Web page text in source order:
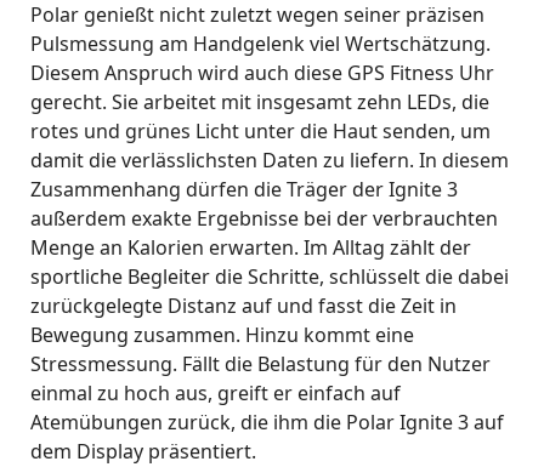
Polar genießt nicht zuletzt wegen seiner präzisen
Pulsmessung am Handgelenk viel Wertschätzung.
Diesem Anspruch wird auch diese GPS Fitness Uhr
gerecht. Sie arbeitet mit insgesamt zehn LEDs, die
rotes und grünes Licht unter die Haut senden, um
damit die verlässlichsten Daten zu liefern. In diesem
Zusammenhang dürfen die Träger der Ignite 3
außerdem exakte Ergebnisse bei der verbrauchten
Menge an Kalorien erwarten. Im Alltag zählt der
sportliche Begleiter die Schritte, schlüsselt die dabei
zurückgelegte Distanz auf und fasst die Zeit in
Bewegung zusammen. Hinzu kommt eine
Stressmessung. Fällt die Belastung für den Nutzer
einmal zu hoch aus, greift er einfach auf
Atemübungen zurück, die ihm die Polar Ignite 3 auf
dem Display präsentiert.